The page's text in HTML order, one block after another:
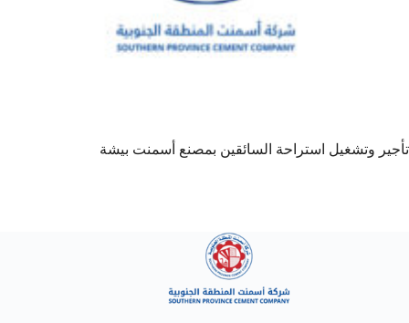
تأجير وتشغيل استراحة السائقين بمصنع أسمنت بيشة